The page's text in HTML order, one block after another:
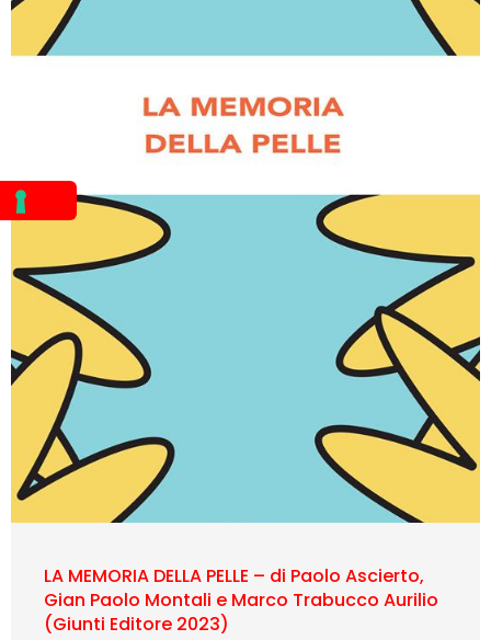
LA MEMORIA DELLA PELLE – di Paolo Ascierto,
Gian Paolo Montali e Marco Trabucco Aurilio
(Giunti Editore 2023)